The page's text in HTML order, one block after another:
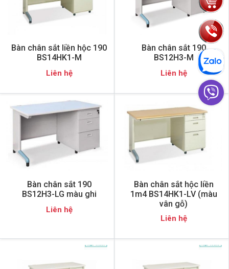
Bàn chân sắt liền hộc 190
BS14HK1-M
Liên hệ
Bàn chân sắt 190
BS12H3-M
Liên hệ
Bàn chân sắt 190
BS12H3-LG màu ghi
Liên hệ
Bàn chân sắt hộc liền
1m4 BS14HK1-LV (màu
vân gỗ)
Liên hệ